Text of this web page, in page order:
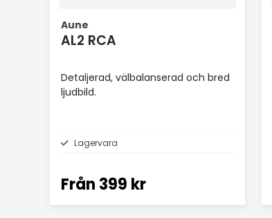
Aune
AL2 RCA
Detaljerad, välbalanserad och bred
ljudbild.
Lagervara
Från 399 kr